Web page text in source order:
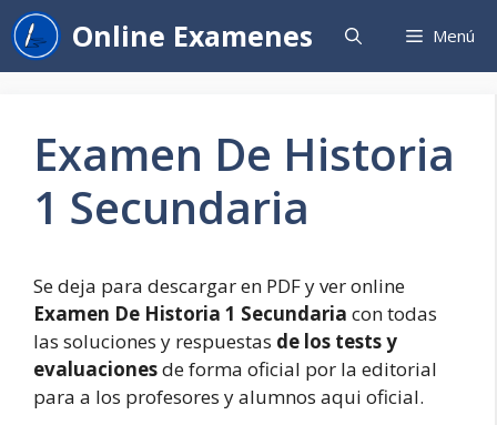
Saltar
al
contenido
Online Examenes Menú
Examen De Historia
1 Secundaria
Se deja para descargar en PDF y ver online
Examen De Historia 1 Secundaria con todas
las soluciones y respuestas de los tests y
evaluacionesde forma oficial por la editorial
para a los profesores y alumnos aqui oficial.